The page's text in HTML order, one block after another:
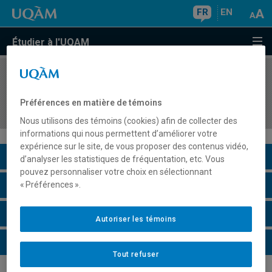
FR EN
Étudier à l'UQAM
COURS//
français langue seconde
Description du cours
Horaire - Été 2026
Horaire - Automne 2026
Horaire - Hiver 2027
Préférences en matière de témoins
Nous utilisons des témoins (cookies) afin de collecter des
informations qui nous permettent d’améliorer votre
expérience sur le site, de vous proposer des contenus vidéo,
d’analyser les statistiques de fréquentation, etc. Vous
pouvez personnaliser votre choix en sélectionnant
« Préférences ».
Tout refuser
Autoriser les témoins